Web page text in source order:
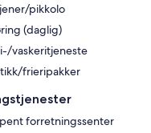
pikkolo
(daglig)
vaskeritjeneste
frieripakker
forretningssenter